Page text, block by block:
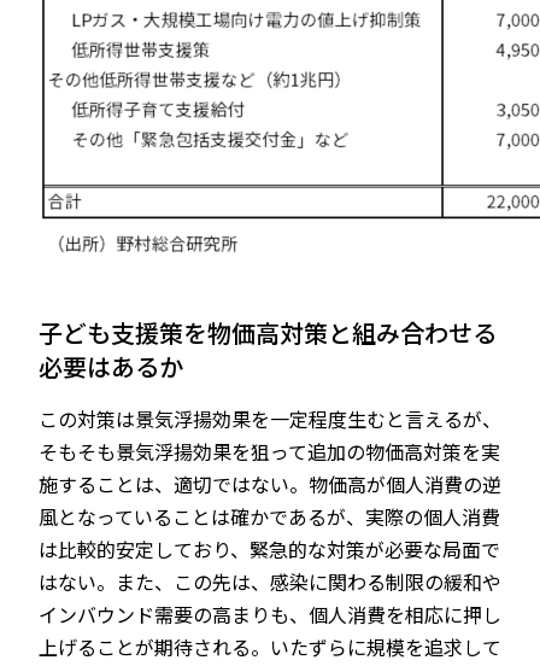
子ども支援策を物価高対策と組み合わせる
必要はあるか
この対策は景気浮揚効果を一定程度生むと言えるが、
そもそも景気浮揚効果を狙って追加の物価高対策を実
施することは、適切ではない。物価高が個人消費の逆
風となっていることは確かであるが、実際の個人消費
は比較的安定しており、緊急的な対策が必要な局面で
はない。また、この先は、感染に関わる制限の緩和や
インバウンド需要の高まりも、個人消費を相応に押し
上げることが期待される。いたずらに規模を追求して